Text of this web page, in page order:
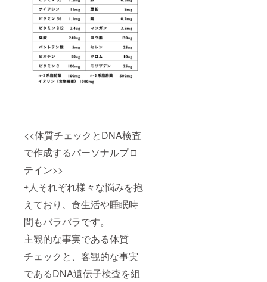
<<体質チェックとDNA検査
で作成するパーソナルプロ
テイン>>
⇨人それぞれ様々な悩みを抱
えており、食生活や睡眠時
間もバラバラです。
主観的な事実である体質
チェックと、客観的な事実
であるDNA遺伝子検査を組